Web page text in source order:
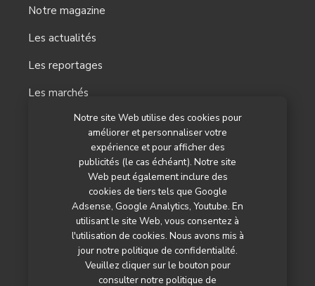
Notre site Web utilise des cookies pour
améliorer et personnaliser votre
expérience et pour afficher des
publicités (le cas échéant). Notre site
Web peut également inclure des
cookies de tiers tels que Google
Adsense, Google Analytics, Youtube. En
utilisant le site Web, vous consentez à
l'utilisation de cookies. Nous avons mis à
jour notre politique de confidentialité.
Veuillez cliquer sur le bouton pour
consulter notre politique de
Notre magazine
Les actualités
Les reportages
Les marchés
Nos autres titres
Qui sommes-nous ?
Contactez-nous
Mentions légales